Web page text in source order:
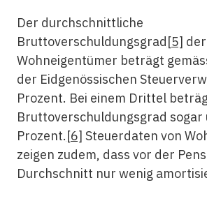
Der durchschnittliche
Bruttoverschuldungsgrad[5] der
Wohneigentümer beträgt
der Eidgenössischen
Prozent. Bei einem Drittel
Bruttoverschuldungsgrad sogar
Prozent.[6] Steuerdaten von
zeigen zudem, dass vor der
Durchschnitt nur wenig